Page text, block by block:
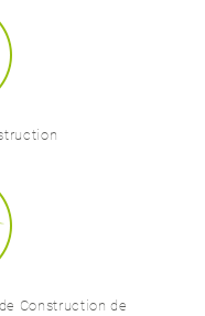
Construction de